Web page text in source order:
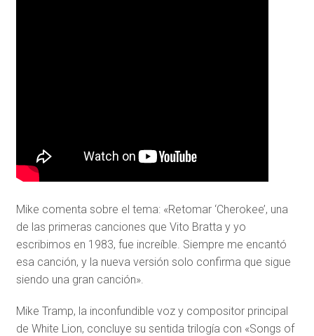
Mike comenta sobre el tema: «Retomar ‘Cherokee’, una
de las primeras canciones que Vito Bratta y yo
escribimos en 1983, fue increíble. Siempre me encantó
esa canción, y la nueva versión solo confirma que sigue
siendo una gran canción».
Mike Tramp, la inconfundible voz y compositor principal
de White Lion, concluye su sentida trilogía con «Songs of